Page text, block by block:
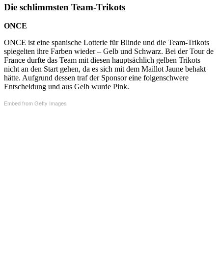
Die schlimmsten Team-Trikots
ONCE
ONCE ist eine spanische Lotterie für Blinde und die Team-Trikots
spiegelten ihre Farben wieder – Gelb und Schwarz. Bei der Tour de
France durfte das Team mit diesen hauptsächlich gelben Trikots
nicht an den Start gehen, da es sich mit dem Maillot Jaune behakt
hätte. Aufgrund dessen traf der Sponsor eine folgenschwere
Entscheidung und aus Gelb wurde Pink.
Embed from Getty Images